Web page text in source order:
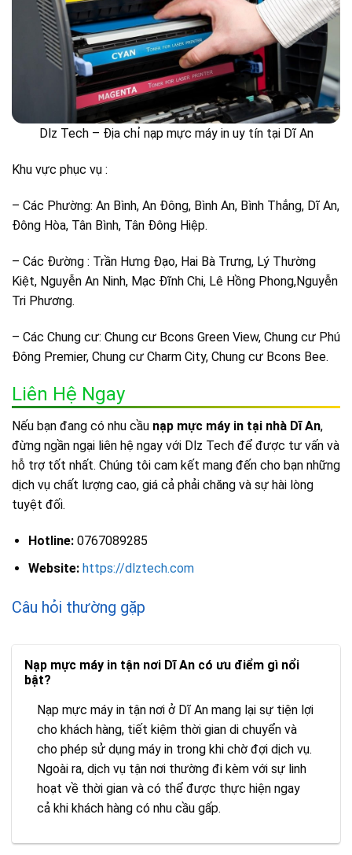
Dlz Tech – Địa chỉ nạp mực máy in uy tín tại Dĩ An
Khu vực phục vụ :
– Các Phường: An Bình, An Đông, Bình An, Bình Thắng, Dĩ An,
Đông Hòa, Tân Bình, Tân Đông Hiệp.
– Các Đường : Trần Hưng Đạo, Hai Bà Trưng, Lý Thường
Kiệt, Nguyễn An Ninh, Mạc Đĩnh Chi, Lê Hồng Phong,Nguyễn
Tri Phương.
– Các Chung cư: Chung cư Bcons Green View, Chung cư Phú
Đông Premier, Chung cư Charm City, Chung cư Bcons Bee.
Liên Hệ Ngay
Nếu bạn đang có nhu cầu nạp mực máy in tại nhà Dĩ An,
đừng ngần ngại liên hệ ngay với Dlz Tech để được tư vấn và
hỗ trợ tốt nhất. Chúng tôi cam kết mang đến cho bạn những
dịch vụ chất lượng cao, giá cả phải chăng và sự hài lòng
tuyệt đối.
Hotline:0767089285
Website: https://dlztech.com
Câu hỏi thường gặp
Nạp mực máy in tận nơi Dĩ An có ưu điểm gì nổi
bật?
Nạp mực máy in tận nơi ở Dĩ An mang lại sự tiện lợi
cho khách hàng, tiết kiệm thời gian di chuyển và
cho phép sử dụng máy in trong khi chờ đợi dịch vụ.
Ngoài ra, dịch vụ tận nơi thường đi kèm với sự linh
hoạt về thời gian và có thể được thực hiện ngay
cả khi khách hàng có nhu cầu gấp.